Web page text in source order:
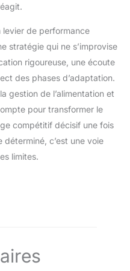
montre de sport polyvalente
quotidien. Des questions ?
Notre équipe de service client
dédiée est prête à vous assister
dans les 24 heures – envoyez-
obtenir la meilleure solution !
levier de performance
stratégie qui ne s’improvise
rigoureuse, une écoute
des phases d’adaptation.
gestion de l’alimentation et
pour transformer le
compétitif décisif une fois
déterminé, c’est une voie
limites.